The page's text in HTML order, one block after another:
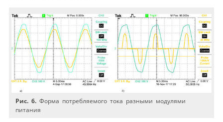
Рис. 6. Форма потребляемого тока разными модулями
питания